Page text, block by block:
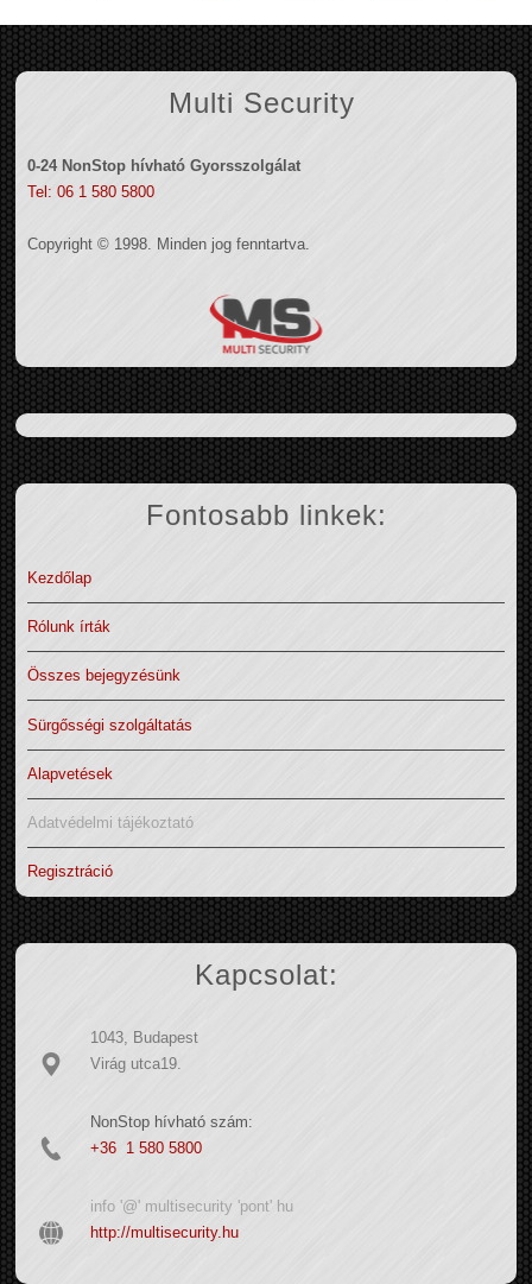
Multi Security
0-24 NonStop hívható Gyorsszolgálat
Tel: 06 1 580 5800
Copyright © 1998. Minden jog fenntartva.
Fontosabb linkek:
Kezdőlap
Rólunk írták
Összes bejegyzésünk
Sürgősségi szolgáltatás
Alapvetések
Adatvédelmi tájékoztató
Regisztráció
Kapcsolat:
1043, Budapest
Virág utca19.
NonStop hívható szám:
+36 1 580 5800
info '@' multisecurity 'pont' hu
http://multisecurity.hu